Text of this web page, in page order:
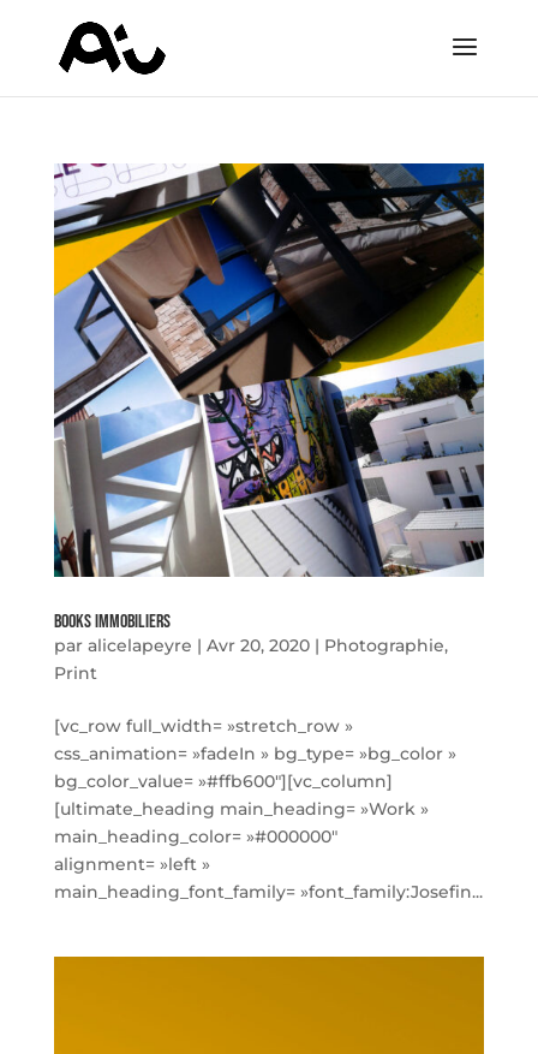
Books Immobiliers
par alicelapeyre | Avr 20, 2020| Photographie,
Print
[vc_row full_width= »stretch_row »
css_animation= »fadeIn » bg_type= »bg_color »
bg_color_value= »#ffb600″][vc_column]
[ultimate_heading main_heading= »Work »
main_heading_color= »#000000″
alignment= »left »
main_heading_font_family= »font_family:Josefin...